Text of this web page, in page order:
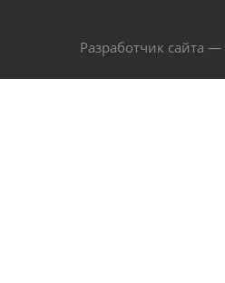
Разработчик сайта —